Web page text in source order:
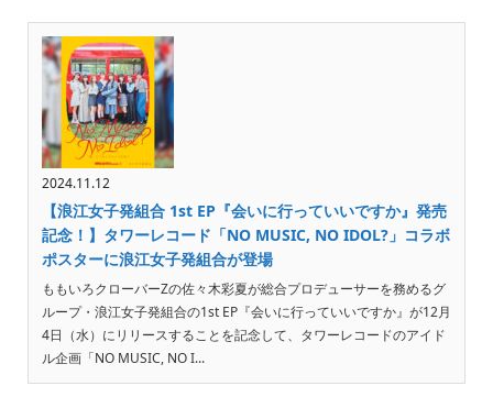
2024.11.12
【浪江女子発組合 1st EP『会いに行っていいですか』発売
記念！】タワーレコード「NO MUSIC, NO IDOL?」コラボ
ポスターに浪江女子発組合が登場
ももいろクローバーZの佐々木彩夏が総合プロデューサーを務めるグ
ループ・浪江女子発組合の1st EP『会いに行っていいですか』が12月
4日（水）にリリースすることを記念して、タワーレコードのアイド
ル企画「NO MUSIC, NO I...